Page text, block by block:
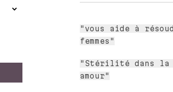
"vous aide à
femmes"
"Stérilité dans la
amour"